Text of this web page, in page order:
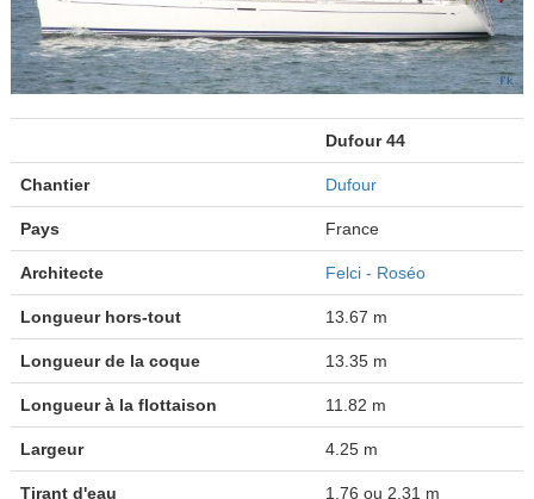
Dufour 44
Chantier Dufour
Pays France
Architecte Felci - Roséo
Longueur hors-tout 13.67 m
Longueur de la coque 13.35 m
Longueur à la flottaison 11.82 m
Largeur 4.25 m
Tirant d'eau 1.76 ou 2.31 m